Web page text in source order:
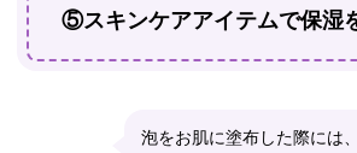
⑤スキンケアアイテムで保湿
泡をお肌に塗布した際には